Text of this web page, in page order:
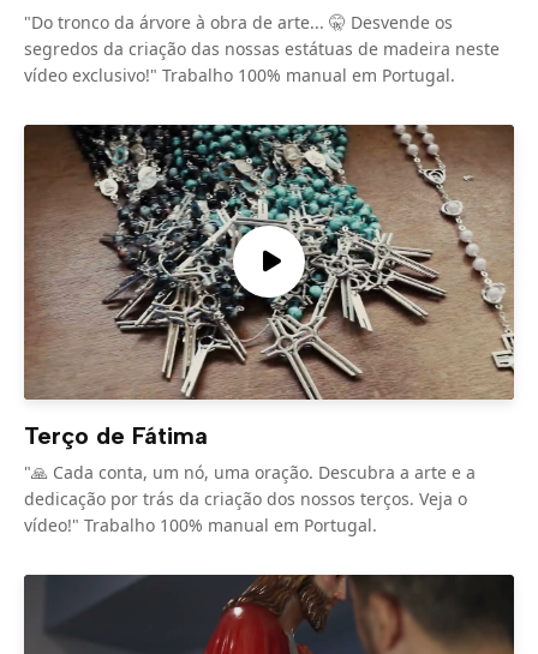
"Do tronco da árvore à obra de arte... 🤫 Desvende os
segredos da criação das nossas estátuas de madeira neste
vídeo exclusivo!" Trabalho 100% manual em Portugal.
Terço de Fátima
"🙏 Cada conta, um nó, uma oração. Descubra a arte e a
dedicação por trás da criação dos nossos terços. Veja o
vídeo!" Trabalho 100% manual em Portugal.